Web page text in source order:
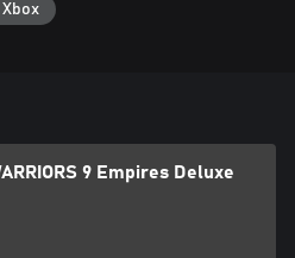
podem estar disponíveis para
9 Empires Deluxe